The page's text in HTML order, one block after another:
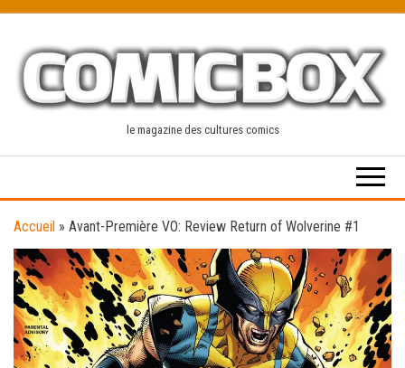
content
le magazine des cultures comics
Accueil » Avant-Première VO: Review Return of Wolverine #1